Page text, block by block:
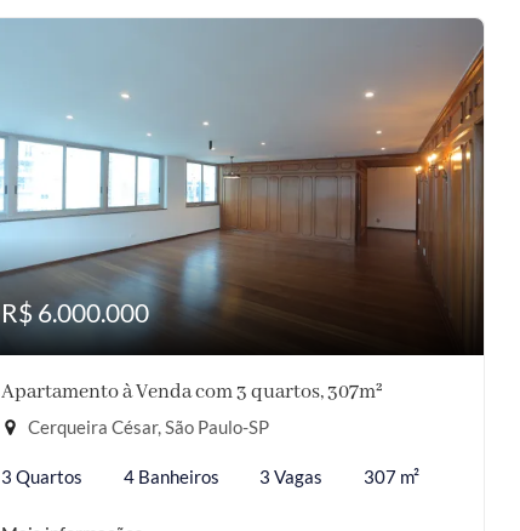
R$ 6.000.000
Apartamento à Venda com 3 quartos, 307m²
Cerqueira César, São Paulo-SP
3 Quartos 4 Banheiros 3 Vagas 307 m²